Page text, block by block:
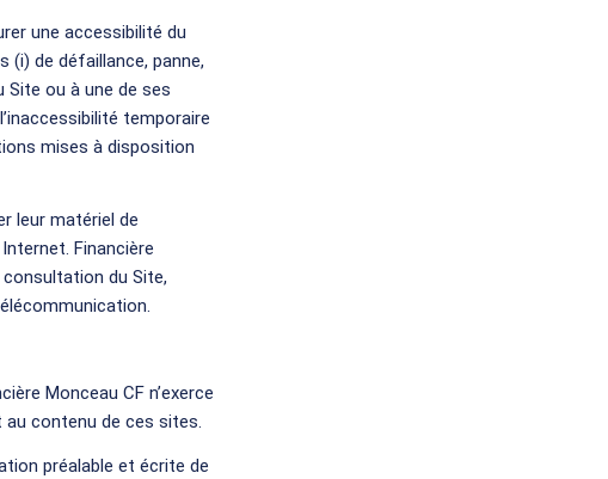
une accessibilité du
de défaillance, panne,
ou à une de ses
temporaire
mises à disposition
leur matériel de
Financière
du Site,
Monceau CF n’exerce
au contenu de ces sites.
préalable et écrite de